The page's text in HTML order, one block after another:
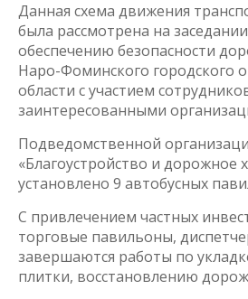
Данная схема движения
была рассмотрена на
обеспечению безопасности
Наро-Фоминского городского
области с участием
заинтересованными
Подведомственной
«Благоустройство и дорожное
установлено 9 автобусных
С привлечением частных
торговые павильоны,
завершаются работы по
плитки, восстановлению